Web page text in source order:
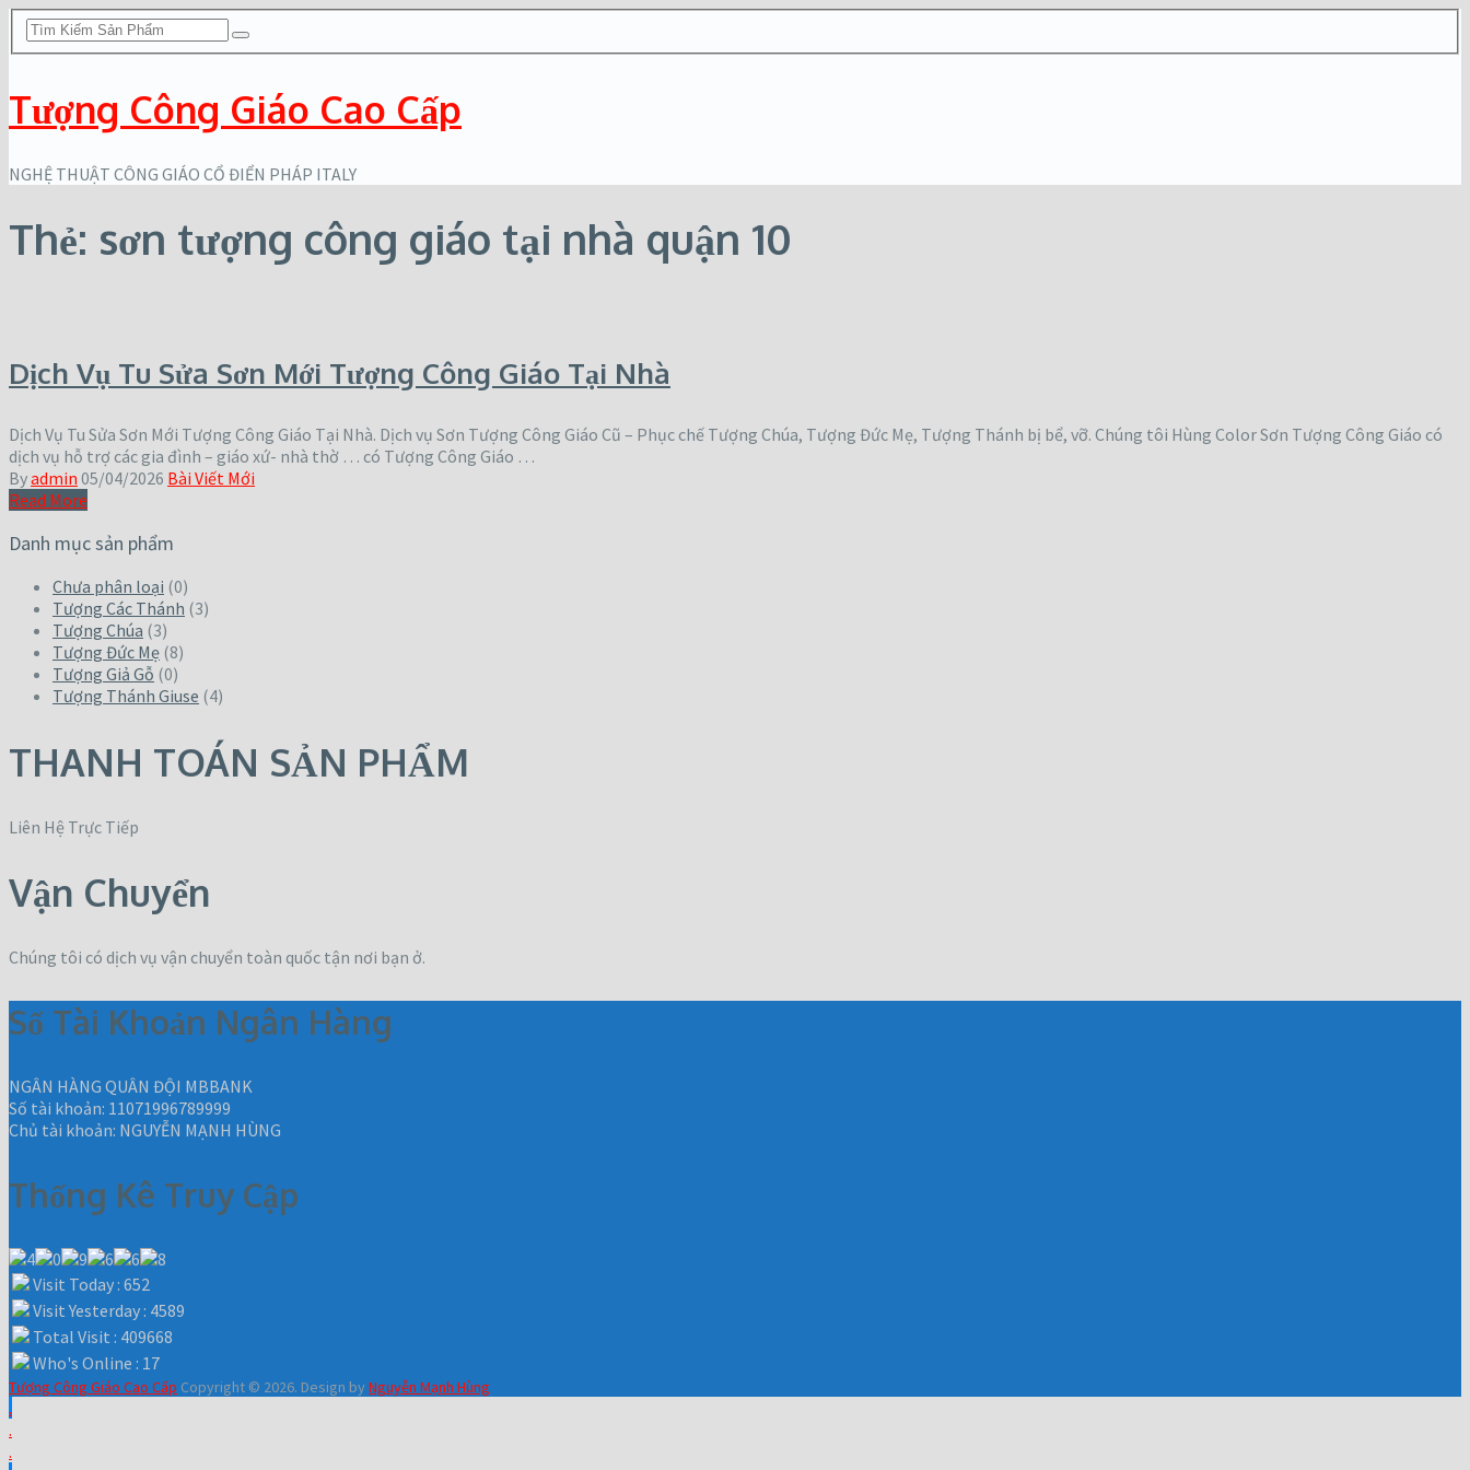
Tượng Công Giáo Cao Cấp
NGHỆ THUẬT CÔNG GIÁO CỔ ĐIỂN PHÁP ITALY
Thẻ: sơn tượng công giáo tại nhà quận 10
Dịch Vụ Tu Sửa Sơn Mới Tượng Công Giáo Tại Nhà
Dịch Vụ Tu Sửa Sơn Mới Tượng Công Giáo Tại Nhà. Dịch vụ Sơn Tượng Công Giáo Cũ – Phục chế Tượng Chúa, Tượng Đức Mẹ, Tượng Thánh bị bể, vỡ. Chúng tôi Hùng Color Sơn Tượng Công Giáo có
dịch vụ hỗ trợ các gia đình – giáo xứ- nhà thờ … có Tượng Công Giáo …
Byadmin 05/04/2026 Bài Viết Mới
Read More
Danh mục sản phẩm
Chưa phân loại (0)
Tượng Các Thánh (3)
Tượng Chúa (3)
Tượng Đức Mẹ (8)
Tượng Giả Gỗ (0)
Tượng Thánh Giuse (4)
THANH TOÁN SẢN PHẨM
Liên Hệ Trực Tiếp
Vận Chuyển
Chúng tôi có dịch vụ vận chuyển toàn quốc tận nơi bạn ở.
Số Tài Khoản Ngân Hàng
NGÂN HÀNG QUÂN ĐỘI MBBANK
Số tài khoản: 11071996789999
Chủ tài khoản: NGUYỄN MẠNH HÙNG
Thống Kê Truy Cập
Visit Today : 652
Visit Yesterday : 4589
Total Visit : 409668
Who's Online : 17
Tượng Công Giáo Cao Cấp Copyright © 2026. Design by Nguyễn Mạnh Hùng
.
.
.